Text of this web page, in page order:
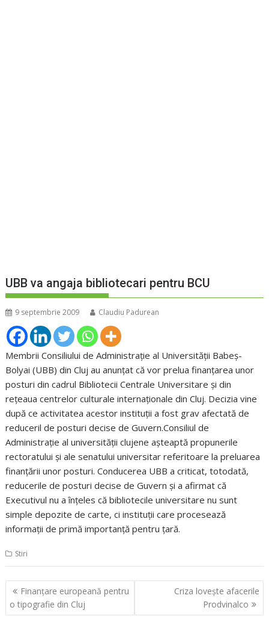
UBB va angaja bibliotecari pentru BCU
9 septembrie 2009 Claudiu Padurean
Membrii Consiliului de Administraţie al Universităţii Babeş-
Bolyai (UBB) din Cluj au anunţat că vor prelua finanţarea unor
posturi din cadrul Bibliotecii Centrale Universitare şi din
reţeaua centrelor culturale internaţionale din Cluj. Decizia vine
după ce activitatea acestor instituţii a fost grav afectată de
reduceril de posturi decise de Guvern.Consiliul de
Administraţie al universităţii clujene aşteaptă propunerile
rectoratului şi ale senatului universitar referitoare la preluarea
finanţării unor posturi. Conducerea UBB a criticat, totodată,
reducerile de posturi decise de Guvern şi a afirmat că
Executivul nu a înţeles că bibliotecile universitare nu sunt
simple depozite de carte, ci instituţii care procesează
informaţii de primă importanţă pentru ţară.
Stiri
Navigare
în
articole
Finanţare europeană pentru
o tipografie din Cluj
Criza loveşte afacerile
Prodvinalco